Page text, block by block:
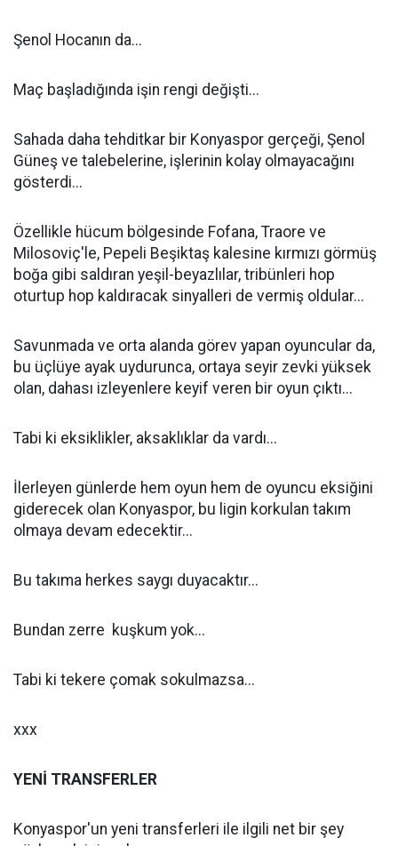
Şenol Hocanın da...
Maç başladığında işin rengi değişti...
Sahada daha tehditkar bir Konyaspor gerçeği, Şenol
Güneş ve talebelerine, işlerinin kolay olmayacağını
gösterdi...
Özellikle hücum bölgesinde Fofana, Traore ve
Milosoviç'le, Pepeli Beşiktaş kalesine kırmızı görmüş
boğa gibi saldıran yeşil-beyazlılar, tribünleri hop
oturtup hop kaldıracak sinyalleri de vermiş oldular...
Savunmada ve orta alanda görev yapan oyuncular da,
bu üçlüye ayak uydurunca, ortaya seyir zevki yüksek
olan, dahası izleyenlere keyif veren bir oyun çıktı...
Tabi ki eksiklikler, aksaklıklar da vardı...
İlerleyen günlerde hem oyun hem de oyuncu eksiğini
giderecek olan Konyaspor, bu ligin korkulan takım
olmaya devam edecektir...
Bu takıma herkes saygı duyacaktır...
Bundan zerre kuşkum yok...
Tabi ki tekere çomak sokulmazsa...
xxx
YENİ TRANSFERLER
Konyaspor'un yeni transferleri ile ilgili net bir şey